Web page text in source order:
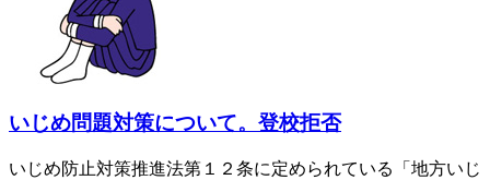
いじめ問題対策について。登校拒否
いじめ防止対策推進法第１２条に定められている「地方いじ